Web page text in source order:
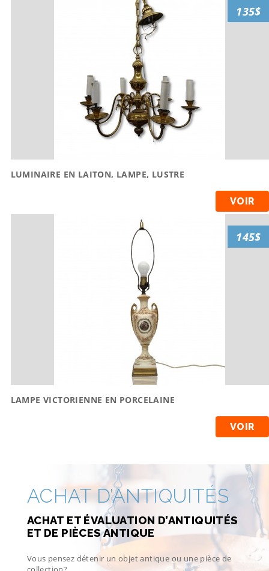
LUMINAIRE EN LAITON, LAMPE, LUSTRE
VOIR
135$
LAMPE VICTORIENNE EN PORCELAINE
VOIR
145$
ACHAT D’ANTIQUITÉS
ACHAT ET ÉVALUATION D’ANTIQUITÉS
ET DE PIÈCES ANTIQUE
Vous pensez détenir un objet antique ou une pièce de